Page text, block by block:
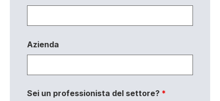
Azienda
Sei un professionista del settore? *